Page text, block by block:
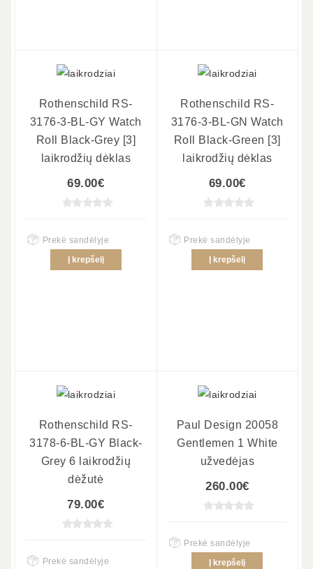
Rothenschild RS-
3176-3-BL-GY Watch
Roll Black-Grey [3]
laikrodžių dėklas
69.00€
Prekė sandėlyje
Į krepšelį
Rothenschild RS-
3176-3-BL-GN Watch
Roll Black-Green [3]
laikrodžių dėklas
69.00€
Prekė sandėlyje
Į krepšelį
Rothenschild RS-
3178-6-BL-GY Black-
Grey 6 laikrodžių
dėžutė
79.00€
Prekė sandėlyje
Paul Design 20058
Gentlemen 1 White
užvedėjas
260.00€
Prekė sandėlyje
Į krepšelį